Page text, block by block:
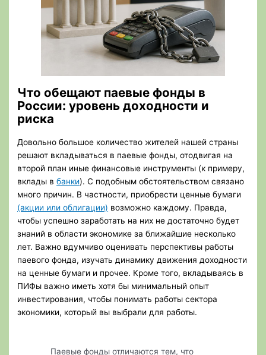
Что обещают паевые фонды в
России: уровень доходности и
риска
Довольно большое количество жителей нашей страны
решают вкладываться в паевые фонды, отодвигая на
второй план иные финансовые инструменты (к примеру,
вклады вбанки). С подобным обстоятельством связано
много причин. В частности, приобрести ценные бумаги
(акции или облигации) возможно каждому. Правда,
чтобы успешно заработать на них не достаточно будет
знаний в области экономике за ближайшие несколько
лет. Важно вдумчиво оценивать перспективы работы
паевого фонда, изучать динамику движения доходности
на ценные бумаги и прочее. Кроме того, вкладываясь в
ПИФы важно иметь хотя бы минимальный опыт
инвестирования, чтобы понимать работы сектора
экономики, который вы выбрали для работы.
Паевые фонды отличаются тем, что